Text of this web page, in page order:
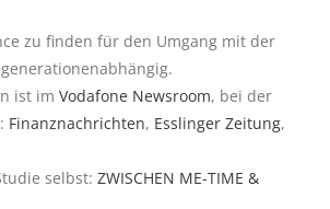
zu finden für den Umgang mit der
ist im Vodafone Newsroom, bei der
Finanznachrichten, Esslinger Zeitung,
selbst: ZWISCHEN ME-TIME &